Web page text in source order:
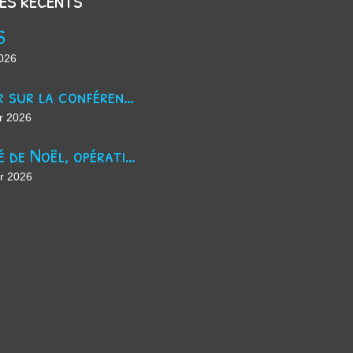
Retour sur la conférence sur le harcèlement scolaire !
2026
Marché de Noël, opération jus de pomme et maintenant ?
2026